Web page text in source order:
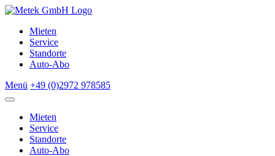
Mieten
Service
Standorte
Auto-Abo
Menü +49 (0)2972 978585
Mieten
Service
Standorte
Auto-Abo